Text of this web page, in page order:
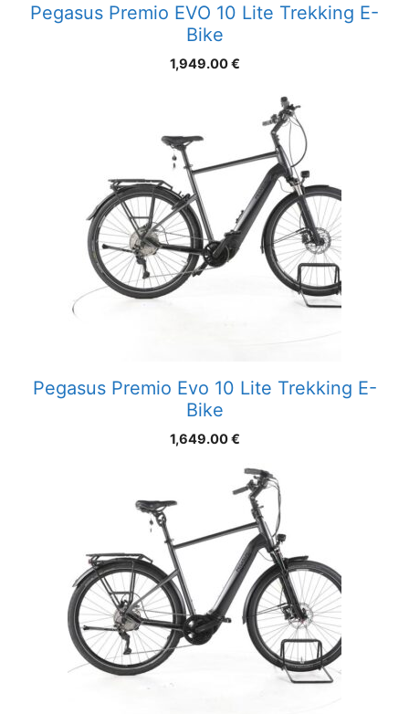
Pegasus Premio EVO 10 Lite Trekking E-
Bike
1,949.00€
Pegasus Premio Evo 10 Lite Trekking E-
Bike
1,649.00€